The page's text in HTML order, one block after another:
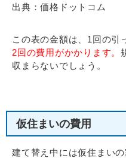
出典：価格ドットコム
この表の金額は、1回の引
2回の費用がかかります。
収まらないでしょう。
仮住まいの費用
建て替え中には仮住まいの